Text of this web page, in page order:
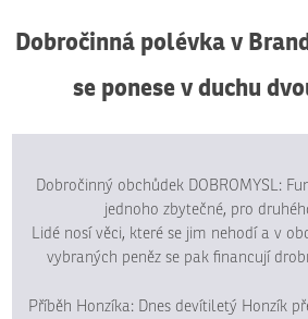
Dobročinná polévka v
se ponese v duchu
Dobročinný obchůdek DOBROMYSL:
jednoho zbytečné, pro
Lidé nosí věci, které se jim nehodí a v
vybraných peněz se pak financují
Příběh Honzíka: Dnes devítiletý Honzík